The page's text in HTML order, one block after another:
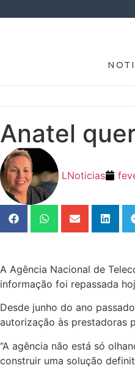
Anatel
LNoticias
A Agência Nacional de
informação foi repassada
Desde junho do ano
autorização às prestadoras
“A agência não está só
construir uma solução